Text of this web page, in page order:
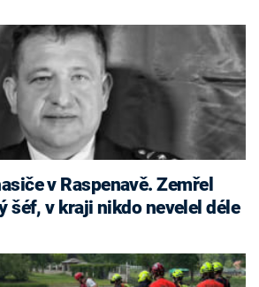
v Raspenavě. Zemřel
šéf, v kraji nikdo nevelel déle